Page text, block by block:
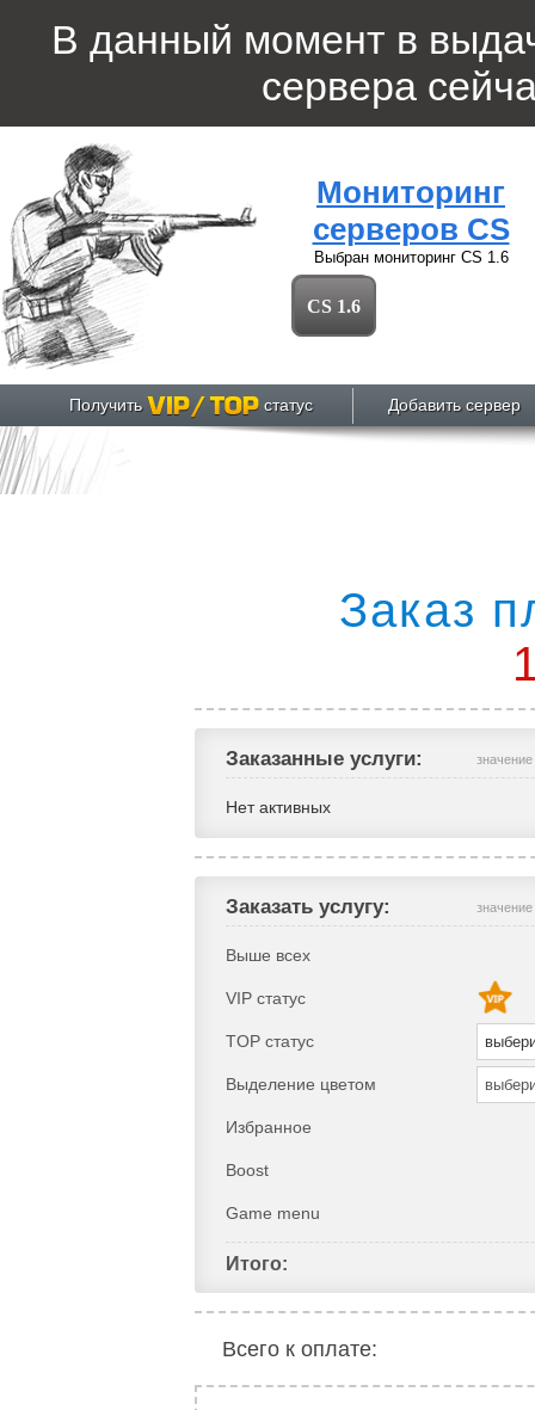
В данный момент в
сервера
Мониторинг
серверов CS
Выбран мониторинг CS 1.6
CS 1.6
Получить статус Добавить сервер
Заказ
Заказанные услуги: значение
Нет активных
Заказать услугу: значение
Выше всех
VIP статус
TOP статус
Выделение цветом
Избранное
Boost
Game menu
Итого:
Всего к оплате: